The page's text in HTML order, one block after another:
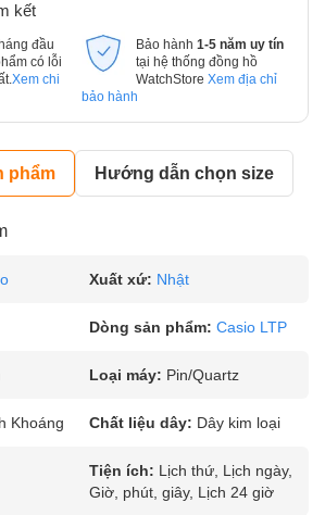
kết
đầu
có lỗi
Xem chi
Bảo hành 1-5 năm uy tín
tại hệ thống đồng hồ
WatchStore Xem địa chỉ
bảo hành
phẩm Hướng dẫn chọn size
Xuất xứ: Nhật
Dòng sản phẩm: Casio LTP
Loại máy: Pin/Quartz
Khoáng Chất liệu dây: Dây kim loại
Tiện ích: Lịch thứ, Lịch ngày,
Giờ, phút, giây, Lịch 24 giờ